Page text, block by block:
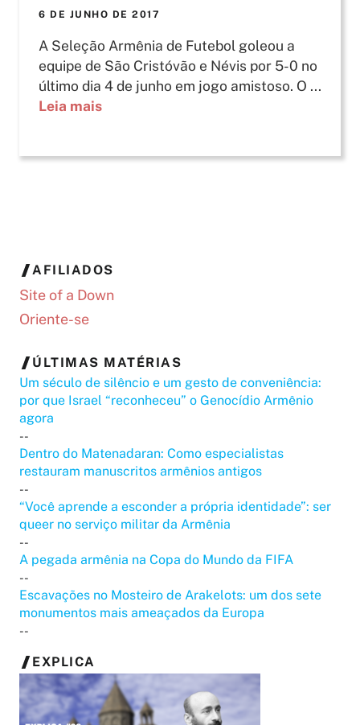
6 DE JUNHO DE 2017
A Seleção Armênia de Futebol goleou a
equipe de São Cristóvão e Névis por 5-0 no
último dia 4 de junho em jogo amistoso. O ...
Leia mais
AFILIADOS
Site of a Down
Oriente-se
ÚLTIMAS MATÉRIAS
Um século de silêncio e um gesto de conveniência:
por que Israel “reconheceu” o Genocídio Armênio
agora
--
Dentro do Matenadaran: Como especialistas
restauram manuscritos armênios antigos
--
“Você aprende a esconder a própria identidade”: ser
queer no serviço militar da Armênia
--
A pegada armênia na Copa do Mundo da FIFA
--
Escavações no Mosteiro de Arakelots: um dos sete
monumentos mais ameaçados da Europa
--
EXPLICA